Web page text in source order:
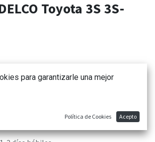
Toyota 3S 3S-
para garantizarle una mejor
Política de Cookies Acepto